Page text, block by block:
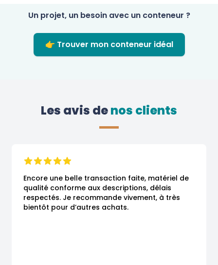
Un projet, un besoin avec un conteneur ?
👉 Trouver mon conteneur idéal
Les avis de nos clients
Encore une belle transaction faite, matériel de
qualité conforme aux descriptions, délais
respectés. Je recommande vivement, à très
bientôt pour d’autres achats.